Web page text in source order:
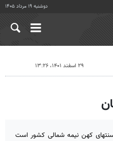
دوشنبه ۱۹ مرداد ۱۴۰۵
۲۹ اسفند ۱۴۰۱، ۱۳:۲۶
سنتهای کهن نیمه شمالی کشور است